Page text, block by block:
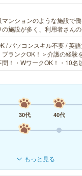
マンションのような施設で
の施設が多く、利用者さん
/ パソコンスキル不要 / 英
ブランクOK！＞介護の経験
問！・WワークOK！・10
30代 40代
もっと見る